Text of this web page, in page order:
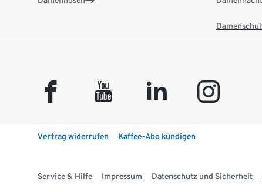
facebook youtube linkedin instagram
Vertrag widerrufen Kaffee-Abo kündigen
Service & Hilfe Impressum Datenschutz und Sicherheit